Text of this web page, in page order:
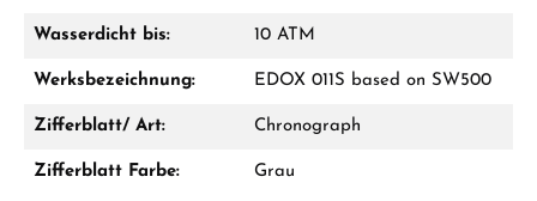
Wasserdicht bis: 10 ATM
Werksbezeichnung: EDOX 011S based on SW500
Zifferblatt/ Art: Chronograph
Zifferblatt Farbe: Grau